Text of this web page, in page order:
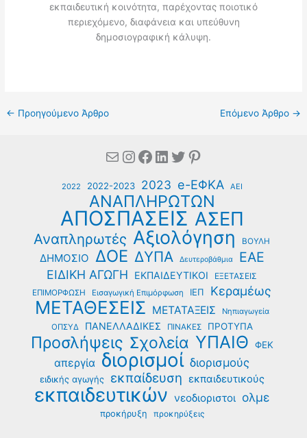
εκπαιδευτική κοινότητα, παρέχοντας ποιοτικό
περιεχόμενο, διαφάνεια και υπεύθυνη
δημοσιογραφική κάλυψη.
← Προηγούμενο Άρθρο Επόμενο Άρθρο →
MailInstagram
Facebook
Linkedin
Twitter
Pinterest
2022 2022-2023 2023 e-ΕΦΚΑ ΑΕΙ
ΑΝΑΠΛΗΡΩΤΩΝ
ΑΠΟΣΠΑΣΕΙΣ ΑΣΕΠ
Αναπληρωτές Αξιολόγηση ΒΟΥΛΗ
ΔΗΜΟΣΙΟ ΔΟΕ ΔΥΠΑ Δευτεροβάθμια ΕΑΕ
ΕΙΔΙΚΗ ΑΓΩΓΗ ΕΚΠΑΙΔΕΥΤΙΚΟΙ ΕΞΕΤΑΣΕΙΣ
ΕΠΙΜΟΡΦΩΣΗ Εισαγωγική Επιμόρφωση ΙΕΠ Κεραμέως
ΜΕΤΑΘΕΣΕΙΣ ΜΕΤΑΤΑΞΕΙΣ
Νηπιαγωγεία
ΟΠΣΥΔ
ΠΑΝΕΛΛΑΔΙΚΕΣ ΠΙΝΑΚΕΣ ΠΡΟΤΥΠΑ
Προσλήψεις Σχολεία ΥΠΑΙΘ ΦΕΚ
απεργία διορισμοί διορισμούς
ειδικής αγωγής εκπαίδευση εκπαιδευτικούς
εκπαιδευτικών νεοδιοριστοι ολμε
προκήρυξη προκηρύξεις